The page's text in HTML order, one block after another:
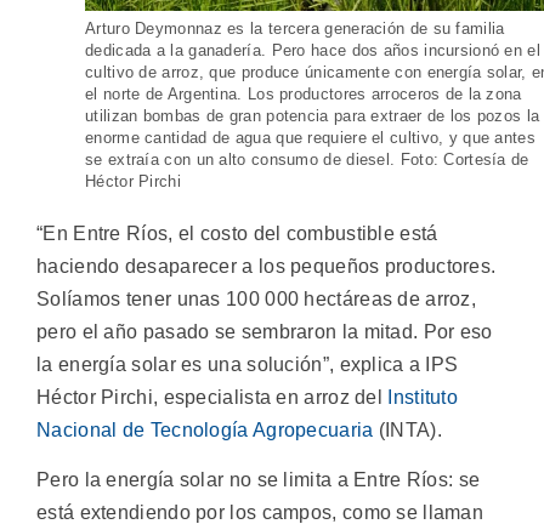
Arturo Deymonnaz es la tercera generación de su familia
dedicada a la ganadería. Pero hace dos años incursionó en el
cultivo de arroz, que produce únicamente con energía solar,
el norte de Argentina. Los productores arroceros de la zona
utilizan bombas de gran potencia para extraer de los pozos la
enorme cantidad de agua que requiere el cultivo, y que antes
se extraía con un alto consumo de diesel. Foto: Cortesía de
Héctor Pirchi
“En Entre Ríos, el costo del combustible está
haciendo desaparecer a los pequeños productores.
Solíamos tener unas 100 000 hectáreas de arroz,
pero el año pasado se sembraron la mitad. Por eso
la energía solar es una solución”, explica a IPS
Héctor Pirchi, especialista en arroz del
Instituto
Nacional de Tecnología Agropecuaria (INTA).
Pero la energía solar no se limita a Entre Ríos: se
está extendiendo por los campos, como se llaman